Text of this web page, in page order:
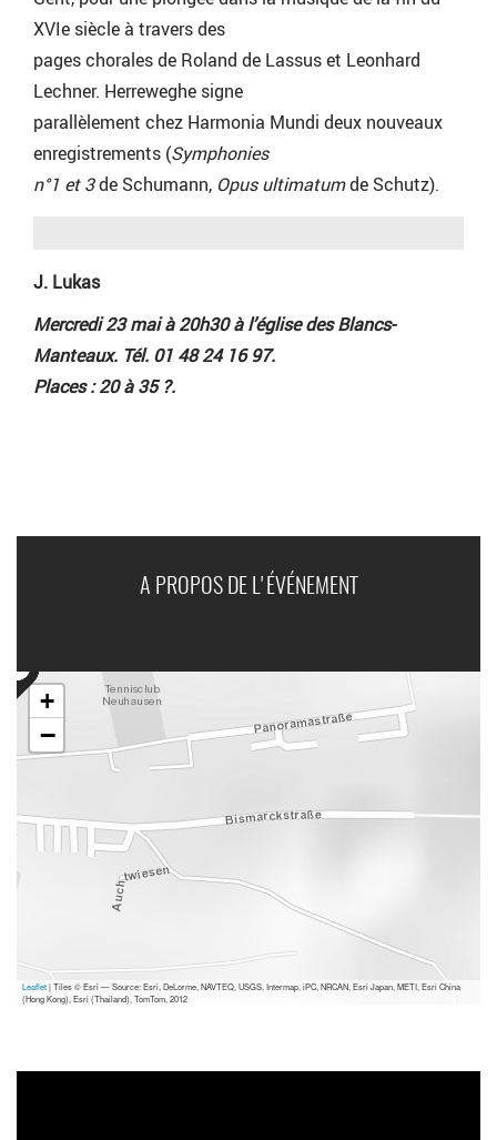
XVIe siècle à travers des
pages chorales de Roland de Lassus et Leonhard
Lechner. Herreweghe signe
parallèlement chez Harmonia Mundi deux nouveaux
enregistrements (Symphonies
n°1 et 3de Schumann, Opus ultimatumde Schutz).
J. Lukas
Mercredi 23 mai à 20h30 à l’église des Blancs-
Manteaux. Tél. 01 48 24 16 97.
Places : 20 à 35 ?.
A PROPOS DE L'ÉVÉNEMENT
+
−
Leaflet| Tiles © Esri — Source: Esri, DeLorme, NAVTEQ, USGS, Intermap, iPC, NRCAN, Esri Japan, METI, Esri China
(Hong Kong), Esri (Thailand), TomTom, 2012